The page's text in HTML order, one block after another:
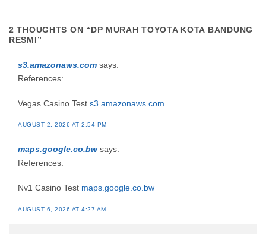
2 THOUGHTS ON “DP MURAH TOYOTA KOTA BANDUNG
RESMI”
s3.amazonaws.com says:
References:
Vegas Casino Test s3.amazonaws.com
AUGUST 2, 2026 AT 2:54 PM
maps.google.co.bw says:
References:
Nv1 Casino Test maps.google.co.bw
AUGUST 6, 2026 AT 4:27 AM